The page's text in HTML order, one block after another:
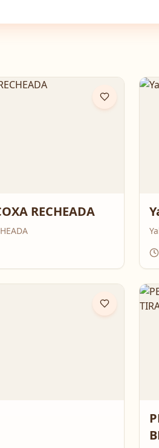
RECHEADA